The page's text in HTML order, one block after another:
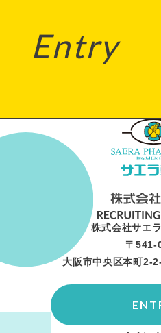
Entry
株式会社サエ
〒541-
大阪市中央区本町2-